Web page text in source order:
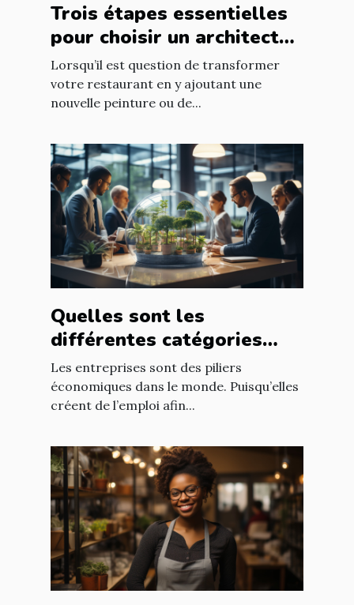
Trois étapes essentielles
pour choisir un architecte
d’intérieur
Lorsqu’il est question de transformer
votre restaurant en y ajoutant une
nouvelle peinture ou de...
Quelles sont les
différentes catégories
d’entreprise ?
Les entreprises sont des piliers
économiques dans le monde. Puisqu’elles
créent de l’emploi afin...